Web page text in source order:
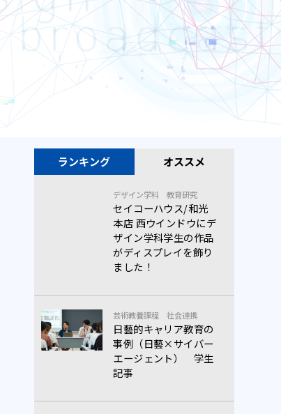
ランキング オススメ
デザイン学科 教育研究
セイコーハウス/和光
本店 西ウインドウにデ
ザイン学科学生の作品
がディスプレイを飾り
ました！
芸術教養課程 社会連携
日藝的キャリア教育の
事例（日藝×サイバー
エージェント） 学生
記事